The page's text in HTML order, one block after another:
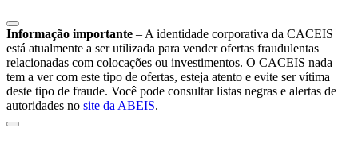
Informação importante – A identidade corporativa da CACEIS
está atualmente a ser utilizada para vender ofertas fraudulentas
relacionadas com colocações ou investimentos. O CACEIS nada
tem a ver com este tipo de ofertas, esteja atento e evite ser vítima
deste tipo de fraude. Você pode consultar listas negras e alertas de
autoridades no site da ABEIS.